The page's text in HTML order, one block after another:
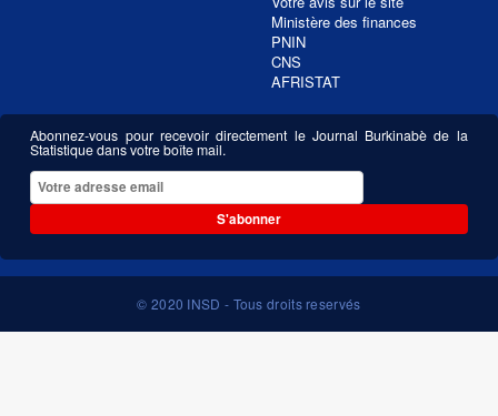
Ministère des finances
PNIN
CNS
AFRISTAT
Abonnez-vous pour recevoir directement le Journal Burkinabè de la
Statistique dans votre boîte mail.
S'abonner
© 2020 INSD - Tous droits reservés